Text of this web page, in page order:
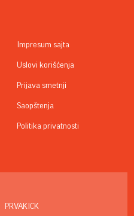
Impresum sajta
Uslovi korišćenja
Prijava smetnji
Saopštenja
Politika privatnosti
PRVAKICK